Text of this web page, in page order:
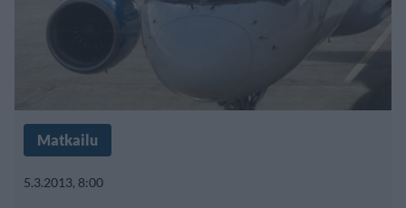
Matkailu
5.3.2013, 8:00